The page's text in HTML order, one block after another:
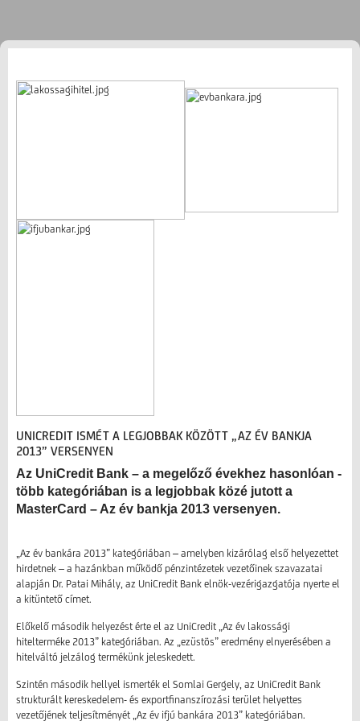
UNICREDIT ISMÉT A LEGJOBBAK KÖZÖTT „AZ ÉV BANKJA
2013” VERSENYEN
Az UniCredit Bank – a megelőző évekhez hasonlóan -
több kategóriában is a legjobbak közé jutott a
MasterCard – Az év bankja 2013 versenyen.
„Az év bankára 2013” kategóriában – amelyben kizárólag első helyezettet
hirdetnek – a hazánkban működő pénzintézetek vezetőinek szavazatai
alapján Dr. Patai Mihály, az UniCredit Bank elnök-vezérigazgatója nyerte el
a kitüntető címet.
Előkelő második helyezést érte el az UniCredit „Az év lakossági
hitelterméke 2013” kategóriában. Az „ezüstös” eredmény elnyerésében a
hitelváltó jelzálog termékünk jeleskedett.
Szintén második hellyel ismerték el Somlai Gergely, az UniCredit Bank
strukturált kereskedelem- és exportfinanszírozási terület helyettes
vezetőjének teljesítményét „Az év ifjú bankára 2013” kategóriában.